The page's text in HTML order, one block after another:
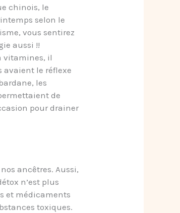
chinois, le
selon le
vous sentirez
aussi !!
vitamines, il
avaient le réflexe
les
de
pour drainer
ancêtres. Aussi,
n’est plus
et médicaments
toxiques.